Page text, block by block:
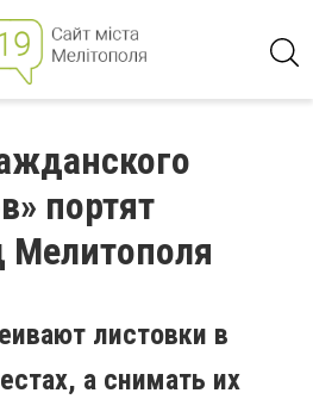
портят
листовки в
а снимать их